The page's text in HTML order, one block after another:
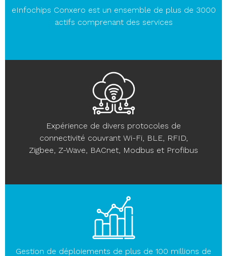
Gestion de déploiements de plus de 100 millions de
Expérience de divers protocoles de
connectivité couvrant Wi-Fi, BLE, RFID,
Zigbee, Z-Wave, BACnet, Modbus et Profibus
eInfochips Conxero est un ensemble de plus de 3000
actifs comprenant des services